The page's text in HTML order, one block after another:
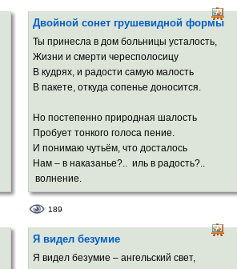
Лишаю змей изящества и линий.
Порок описывая, как историк Плиний,
Зверею внешне, но внутри я пуст.
Так почему из всех земных событий
Быть может, потому, что хуже нет
Выдёргивать из дружбы крепкой нити,
Выкапывать тугой от ягод куст,
И в утро лить бездонно-чёрный свет?!.
Двойной сонет грушевидной формы
Ты принесла в дом больницы усталость,
Жизни и смерти чересполосицу
В кудрях, и радости самую малость
В пакете, откуда сопенье доносится.
Но постепенно природная шалость
Пробует тонкого голоса пение.
И понимаю чутьём, что досталось
Нам – в наказанье?.. иль в радость?..
волнение.
В голосе этом – и злато пророчества,
Мощь грозовая инстинктов развязанных.
189
Я видел безумие
Я видел безумие – ангельский свет,